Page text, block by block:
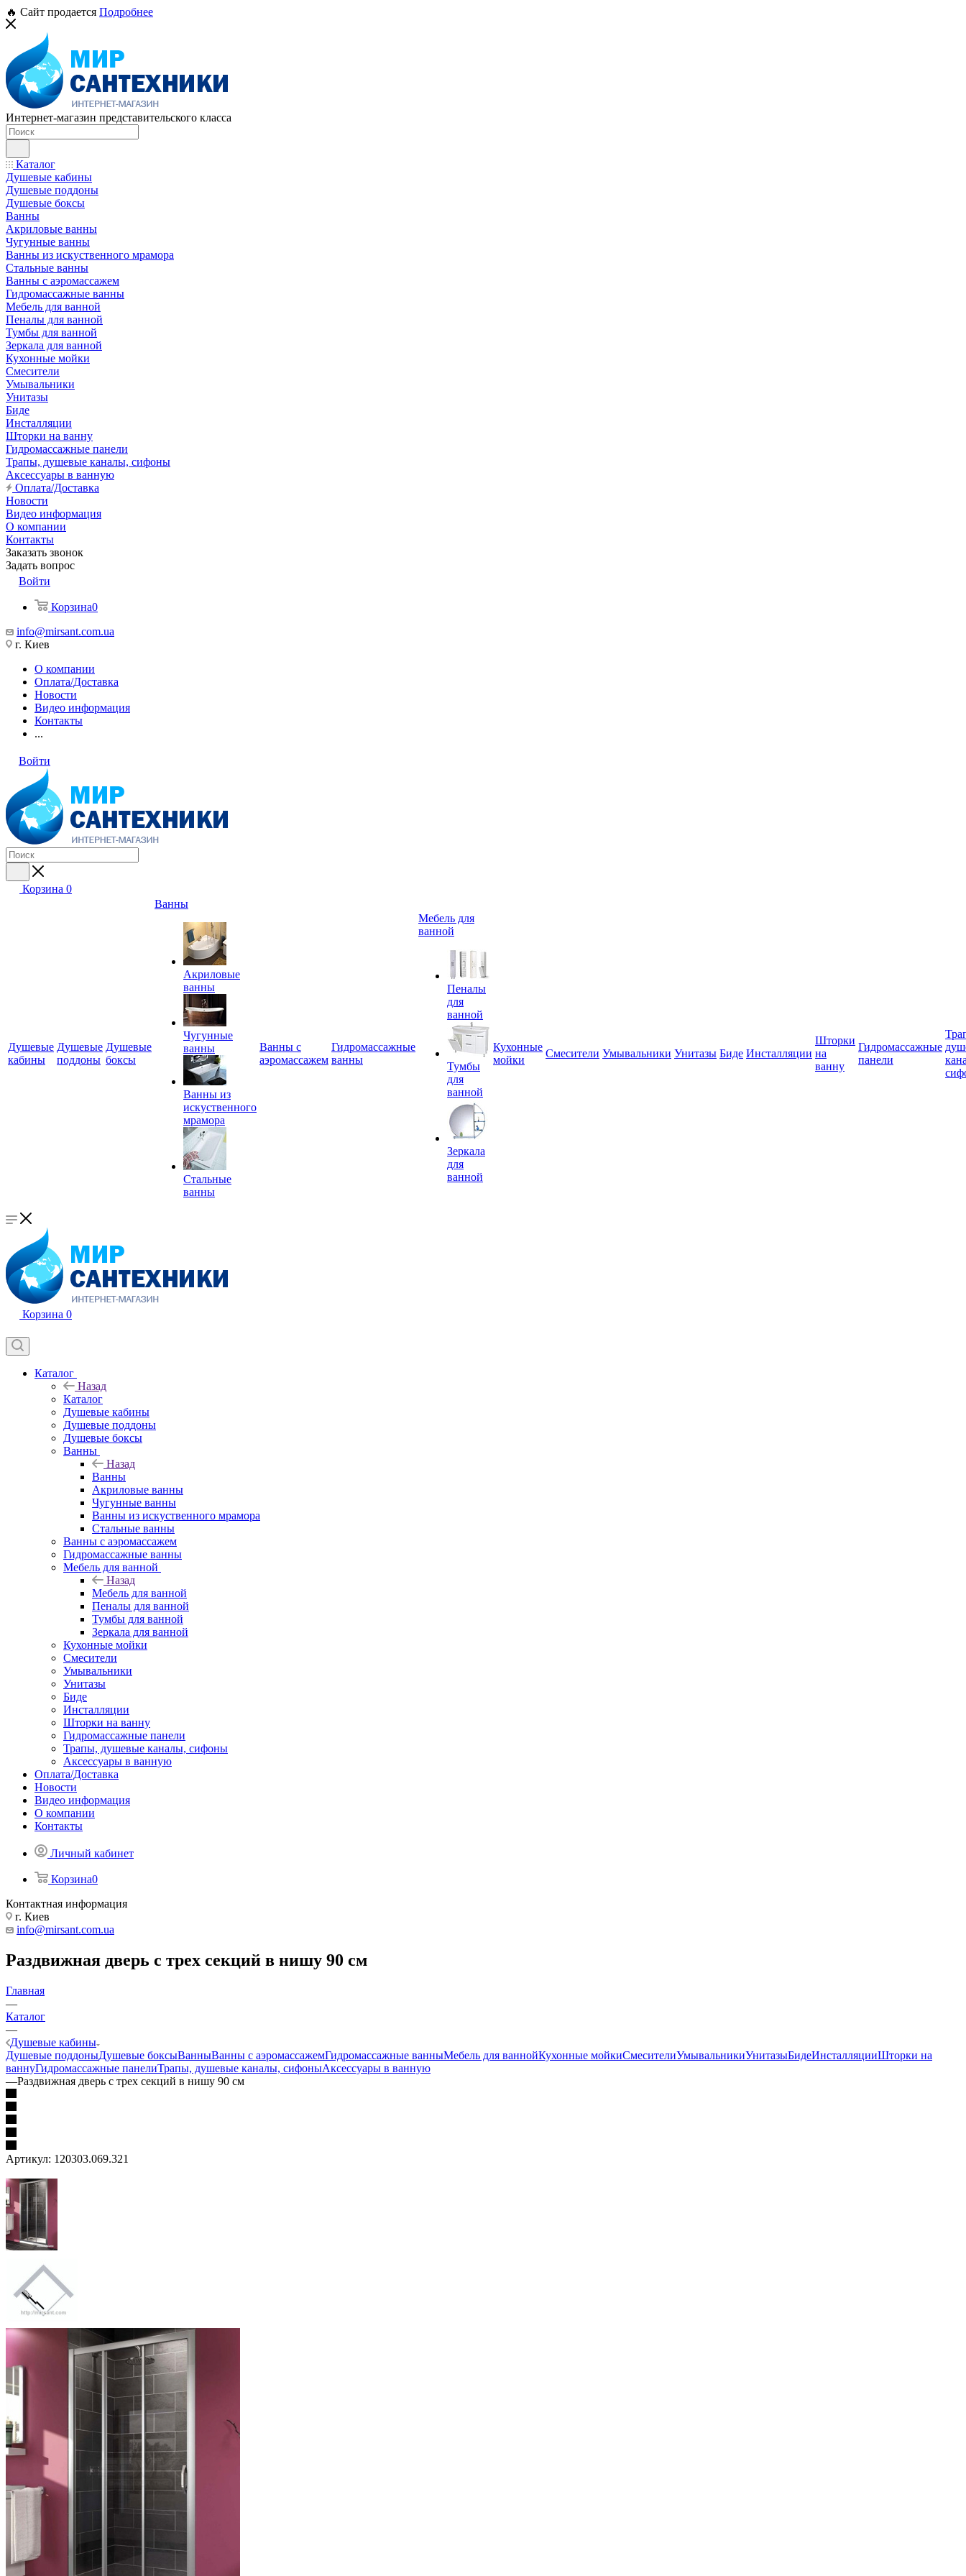
🔥 Сайт продается Подробнее
Интернет-магазин представительского класса
Каталог
Душевые кабины
Душевые поддоны
Душевые боксы
Ванны
Акриловые ванны
Чугунные ванны
Ванны из искуственного мрамора
Стальные ванны
Ванны с аэромассажем
Гидромассажные ванны
Мебель для ванной
Пеналы для ванной
Тумбы для ванной
Зеркала для ванной
Кухонные мойки
Смесители
Умывальники
Унитазы
Биде
Инсталляции
Шторки на ванну
Гидромассажные панели
Трапы, душевые каналы, сифоны
Аксессуары в ванную
Оплата/Доставка
Новости
Видео информация
О компании
Контакты
Заказать звонок
Задать вопрос
Войти
Корзина0
info@mirsant.com.ua
г. Киев
О компании
Оплата/Доставка
Новости
Видео информация
Контакты
...
Войти
Корзина 0
Душевые
кабины
Душевые
поддоны
Душевые
боксы
Ванны
Акриловые
ванны
Чугунные
ванны
Ванны из
искуственного
мрамора
Стальные
ванны
Ванны с
аэромассажем
Гидромассажные
ванны
Мебель для
ванной
Пеналы
для
ванной
Тумбы
для
ванной
Зеркала
для
ванной
Кухонные
мойки
Смесители Умывальники Унитазы Биде Инсталляции
Шторки
на
ванну
Гидромассажные
панели
Корзина 0
Каталог
Назад
Каталог
Душевые кабины
Душевые поддоны
Душевые боксы
Ванны
Назад
Ванны
Акриловые ванны
Чугунные ванны
Ванны из искуственного мрамора
Стальные ванны
Ванны с аэромассажем
Гидромассажные ванны
Мебель для ванной
Назад
Мебель для ванной
Пеналы для ванной
Тумбы для ванной
Зеркала для ванной
Кухонные мойки
Смесители
Умывальники
Унитазы
Биде
Инсталляции
Шторки на ванну
Гидромассажные панели
Трапы, душевые каналы, сифоны
Аксессуары в ванную
Оплата/Доставка
Новости
Видео информация
О компании
Контакты
Личный кабинет
Корзина0
Контактная информация
г. Киев
info@mirsant.com.ua
Раздвижная дверь с трех секций в нишу 90 см
Главная
—
Каталог
—
Душевые кабины
Душевые поддоныДушевые боксыВанныВанны с аэромассажемГидромассажные ванныМебель для ваннойКухонные мойкиСмесителиУмывальникиУнитазыБидеИнсталляцииШторки на
ваннуГидромассажные панелиТрапы, душевые каналы, сифоныАксессуары в ванную
—Раздвижная дверь с трех секций в нишу 90 см
Артикул: 120303.069.321